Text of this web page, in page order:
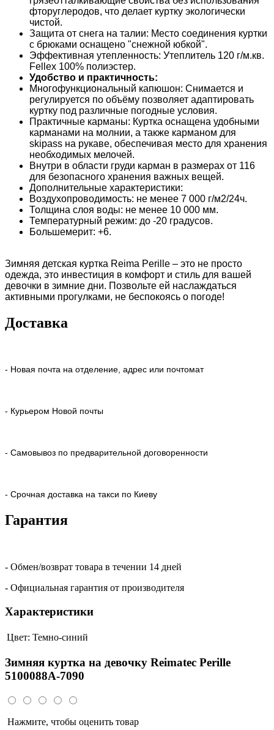
фторуглеродов, что делает куртку экологически
чистой.
Защита от снега на талии: Место соединения куртки
с брюками оснащено "снежной юбкой".
Эффективная утепленность: Утеплитель 120 г/м.кв.
Fellex 100% полиэстер.
Удобство и практичность:
Многофункциональный капюшон: Снимается и
регулируется по объёму позволяет адаптировать
куртку под различные погодные условия.
Практичные карманы: Куртка оснащена удобными
карманами на молнии, а также карманом для
skipass на рукаве, обеспечивая место для хранения
необходимых мелочей.
Внутри в области груди карман в размерах от 116
для безопасного хранения важных вещей.
Дополнительные характеристики:
Воздухопроводимость: не менее 7 000 г/м2/24ч.
Толщина слоя воды: не менее 10 000 мм.
Температурный режим: до -20 градусов.
Большемерит: +6.
Зимняя детская куртка Reima Perille – это не просто
одежда, это инвестиция в комфорт и стиль для вашей
девочки в зимние дни. Позвольте ей наслаждаться
активными прогулками, не беспокоясь о погоде!
Доставка
- Новая почта на отделение, адрес или почтомат
- Курьером Новой почты
- Самовывоз по предварительной договоренности
- Срочная доставка на такси по Киеву
Гарантия
- Обмен/возврат товара в течении 14 дней
- Официальная гарантия от производителя
Характеристики
Цвет: Темно-синий
Зимняя куртка на девочку Reimatec Perille
5100088A-7090
Нажмите, чтобы оценить товар